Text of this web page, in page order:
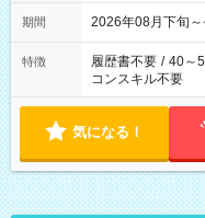
期間 2026年08月下旬
特徴 履歴書不要 / 40～
コンスキル不要
気になる！